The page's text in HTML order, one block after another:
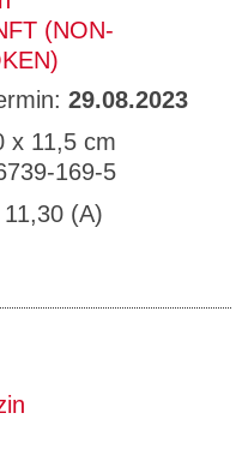
(NON-
29.08.2023
x 11,5 cm
169-5
11,30 (A)